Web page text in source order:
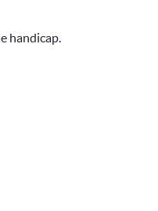
handicap.